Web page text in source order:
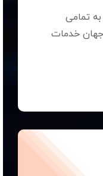
تمامی
خدمات